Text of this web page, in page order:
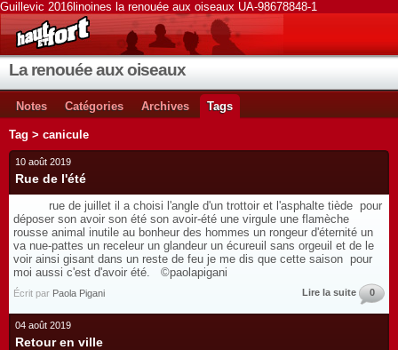
Guillevic 2016linoines la renouée aux oiseaux UA-98678848-1
La renouée aux oiseaux
Notes Catégories Archives Tags
Tag > canicule
10 août 2019
Rue de l'été
rue de juillet il a choisi l'angle d'un trottoir et l'asphalte tiède pour
déposer son avoir son été son avoir-été une virgule une flamèche
rousse animal inutile au bonheur des hommes un rongeur d'éternité un
va nue-pattes un receleur un glandeur un écureuil sans orgeuil et de le
voir ainsi gisant dans un reste de feu je me dis que cette saison pour
moi aussi c'est d'avoir été. ©paolapigani
Écrit par Paola Pigani Lire la suite 0
04 août 2019
Retour en ville